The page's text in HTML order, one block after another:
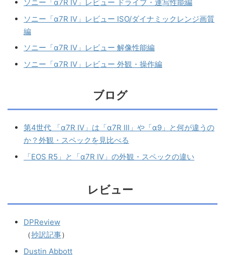
ソニー「α7R IV」レビュー ドライブ・連写性能編
ソニー「α7R IV」レビュー ISO/ダイナミックレンジ画質
編
ソニー「α7R IV」レビュー 解像性能編
ソニー「α7R IV」レビュー 外観・操作編
ブログ
第4世代 「α7R IV」は「α7R III」や「α9」と何が違うの
か？外観・スペックを見比べる
「EOS R5」と「α7R IV」の外観・スペックの違い
レビュー
DPReview
（抄訳記事）
Dustin Abbott